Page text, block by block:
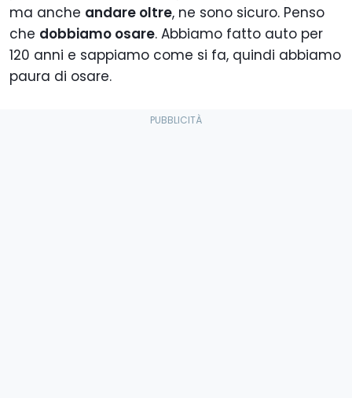
ma anche andare oltre, ne sono sicuro. Penso
che dobbiamo osare. Abbiamo fatto auto per
120 anni e sappiamo come si fa, quindi abbiamo
paura di osare.